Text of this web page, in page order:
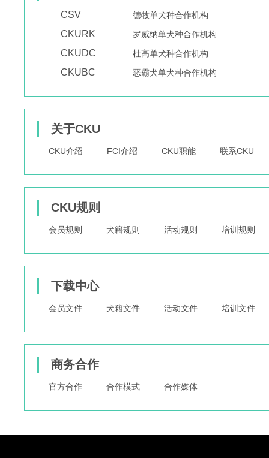
CSV 德牧单犬种合作机构
CKURK 罗威纳单犬种合作机构
CKUDC 杜高单犬种合作机构
CKUBC 恶霸犬单犬种合作机构
关于CKU
CKU介绍 FCI介绍 CKU职能 联系CKU
CKU规则
会员规则 犬籍规则 活动规则 培训规则
下载中心
会员文件 犬籍文件 活动文件 培训文件
商务合作
官方合作 合作模式 合作媒体